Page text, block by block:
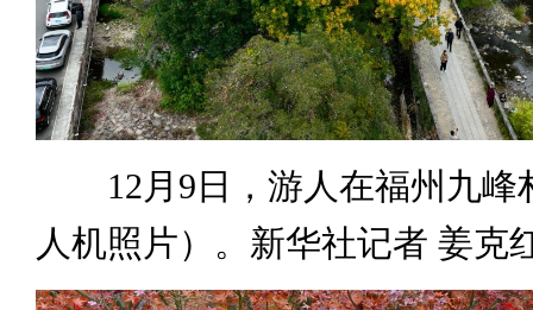
12月9日，游人在福州九峰
人机照片）。新华社记者 姜克